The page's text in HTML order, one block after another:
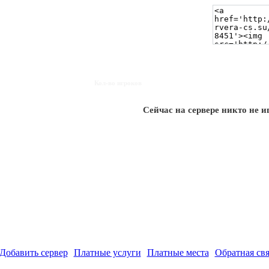
Сейчас на сервере никто не
сервер Платные услуги Платные места Обратная